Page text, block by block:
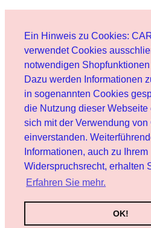
Ein Hinweis zu Cookies:
verwendet Cookies
notwendigen
Dazu werden Informationen
in sogenannten Cookies
die Nutzung dieser Webseite
sich mit der Verwendung von
einverstanden.
Informationen, auch zu Ihrem
Widerspruchsrecht, erhalten
Erfahren Sie mehr.
OK!
Benutzer
Service